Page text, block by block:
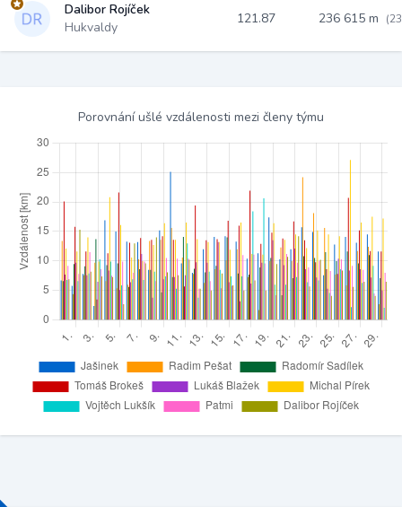
Dalibor Rojíček
Hukvaldy
121.87 236 615 m
Porovnání ušlé vzdálenosti mezi členy týmu